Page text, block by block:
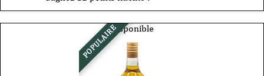
POPULAIREDisponible